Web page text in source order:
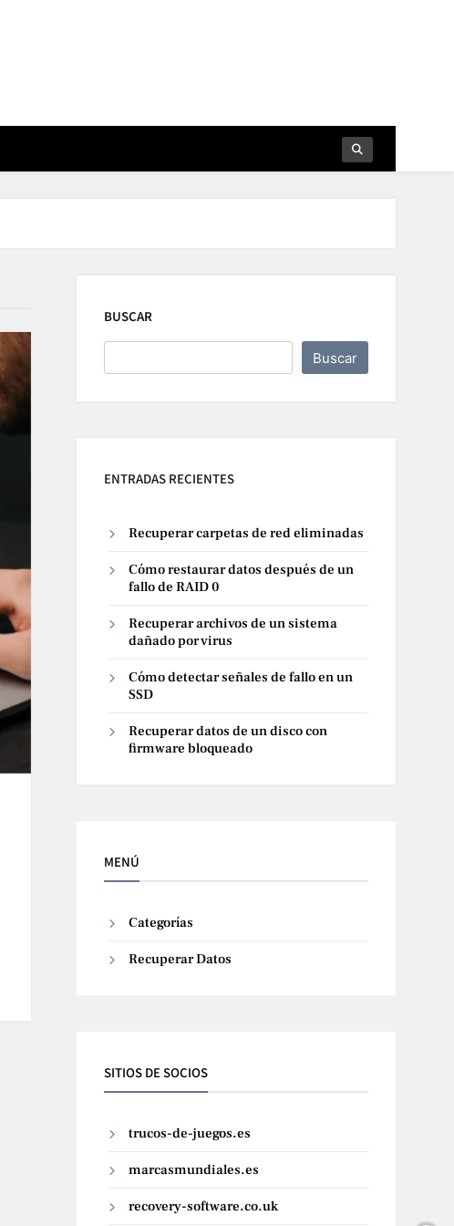
BUSCAR
Buscar
ENTRADAS RECIENTES
Recuperar carpetas de red eliminadas
Cómo restaurar datos después de un
fallo de RAID 0
Recuperar archivos de un sistema
dañado por virus
Cómo detectar señales de fallo en un
SSD
Recuperar datos de un disco con
firmware bloqueado
MENÚ
Categorías
Recuperar Datos
SITIOS DE SOCIOS
trucos-de-juegos.es
marcasmundiales.es
recovery-software.co.uk